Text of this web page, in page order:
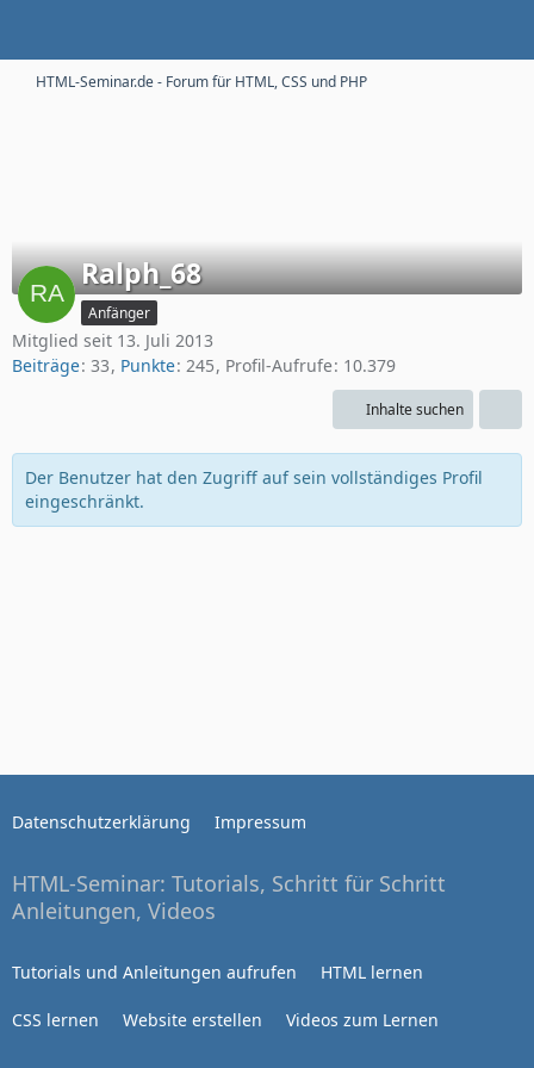
HTML-Seminar.de - Forum für HTML, CSS und PHP
Ralph_68
Anfänger
Mitglied seit 13. Juli 2013
Beiträge 33 Punkte 245 Profil-Aufrufe 10.379
Inhalte suchen
Der Benutzer hat den Zugriff auf sein vollständiges Profil
eingeschränkt.
Datenschutzerklärung Impressum
HTML-Seminar: Tutorials, Schritt für Schritt
Anleitungen, Videos
Tutorials und Anleitungen aufrufen HTML lernen
CSS lernen Website erstellen Videos zum Lernen